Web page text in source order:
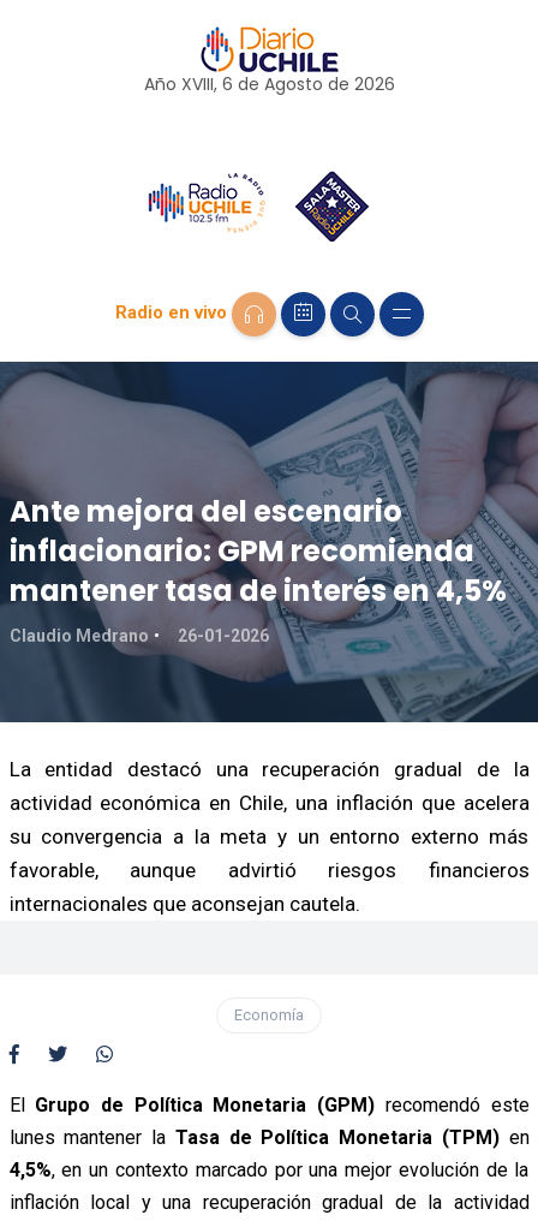
Año XVIII, 6 de Agosto de 2026
Radio en vivo
Ante mejora del escenario
inflacionario: GPM recomienda
mantener tasa de interés en 4,5%
Claudio Medrano 26-01-2026
La entidad destacó una recuperación gradual de la
actividad económica en Chile, una inflación que acelera
su convergencia a la meta y un entorno externo más
favorable, aunque advirtió riesgos financieros
internacionales que aconsejan cautela.
Economía
El Grupo de Política Monetaria (GPM) recomendó este
lunes mantener la Tasa de Política Monetaria (TPM)en
4,5%, en un contexto marcado por una mejor evolución de la
inflación local y una recuperación gradual de la actividad